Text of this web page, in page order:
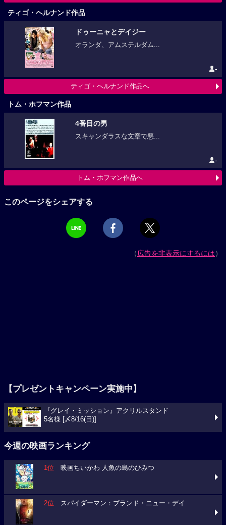
ティゴ・ヘルナンド作品
ドゥーニャとデイジー
オランダ、アムステルダム...
-
ティゴ・ヘルナンド作品へ
トム・ホフマン作品
4番目の男
スキャンダラスな文章で悪...
-
トム・ホフマン作品へ
このページをシェアする
（広告を非表示にするには）
【プレゼントキャンペーン実施中】
『グレイ・ミッション』アクリルスタンド
5名様 [〆8/16(日)]
今週の映画ランキング
1位 映画ちいかわ 人魚の島のひみつ
2位 スパイダーマン：ブランド・ニュー・デイ